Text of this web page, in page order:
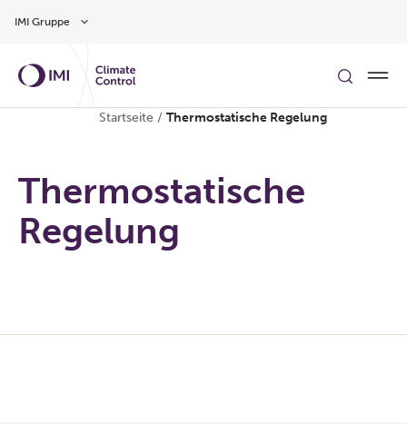
IMI Gruppe
Startseite/ Thermostatische Regelung
Thermostatische
Regelung